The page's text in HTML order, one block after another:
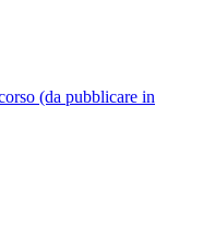
(da pubblicare in